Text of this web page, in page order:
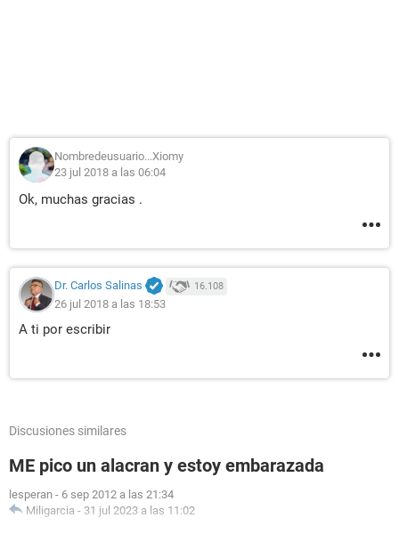
Nombredeusuario...Xiomy
23 jul 2018 a las 06:04
Ok, muchas gracias .
Dr. Carlos Salinas 16.108
26 jul 2018 a las 18:53
A ti por escribir
Discusiones similares
ME pico un alacran y estoy embarazada
lesperan - 6 sep 2012 a las 21:34
Miligarcia - 31 jul 2023 a las 11:02